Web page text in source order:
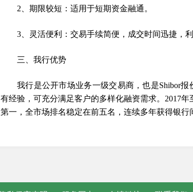
2、期限较短：适用于短期资金融通。
3、灵活便利：交易手续简便，成交时间迅捷，
三、我行优势
我行是公开市场业务一级交易商，也是Shibor
有经验，可充分满足客户的多样化融资需求。2017
第一，全市场排名稳定在前五名，连续多年获得银